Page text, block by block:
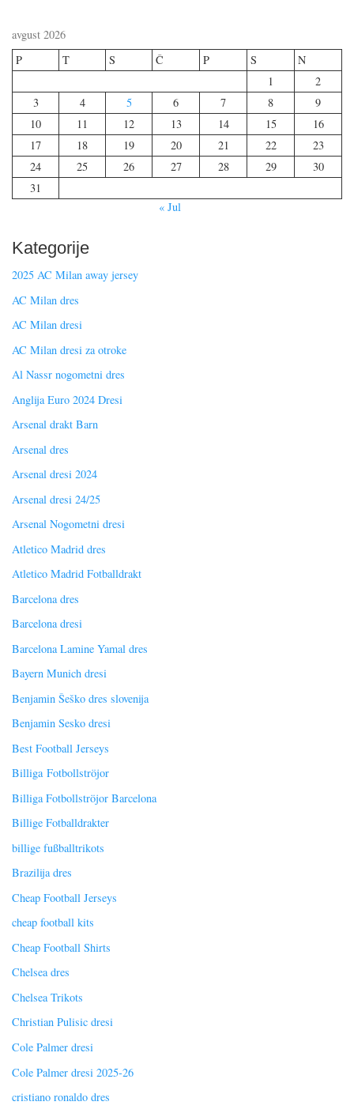
avgust 2026
P
T S Č P S
N
1
2
3
4 5 6 7 8
9
10
11 12 13 14 15
16
17
18 19 20 21 22
23
24
25 26 27 28 29
30
31
« Jul
Kategorije
2025 AC Milan away jersey
AC Milan dres
AC Milan dresi
AC Milan dresi za otroke
Al Nassr nogometni dres
Anglija Euro 2024 Dresi
Arsenal drakt Barn
Arsenal dres
Arsenal dresi 2024
Arsenal dresi 24/25
Arsenal Nogometni dresi
Atletico Madrid dres
Atletico Madrid Fotballdrakt
Barcelona dres
Barcelona dresi
Barcelona Lamine Yamal dres
Bayern Munich dresi
Benjamin Šeško dres slovenija
Benjamin Sesko dresi
Best Football Jerseys
Billiga Fotbollströjor
Billiga Fotbollströjor Barcelona
Billige Fotballdrakter
billige fußballtrikots
Brazilija dres
Cheap Football Jerseys
cheap football kits
Cheap Football Shirts
Chelsea dres
Chelsea Trikots
Christian Pulisic dresi
Cole Palmer dresi
Cole Palmer dresi 2025-26
cristiano ronaldo dres